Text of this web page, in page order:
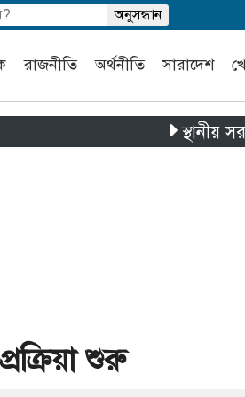
রাজনীতি অর্থনীতি সারাদেশ
স্থানীয় সরকার
শুরু